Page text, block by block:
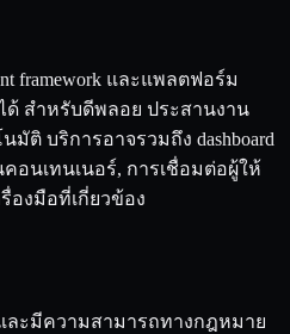
framework และแพลตฟอร์ม
ได้ สำหรับดีพลอย ประสานงาน
มัติ บริการอาจรวมถึง dashboard
อนเทนเนอร์, การเชื่อมต่อผู้ให้
องมือที่เกี่ยวข้อง
ละมีความสามารถทางกฎหมาย